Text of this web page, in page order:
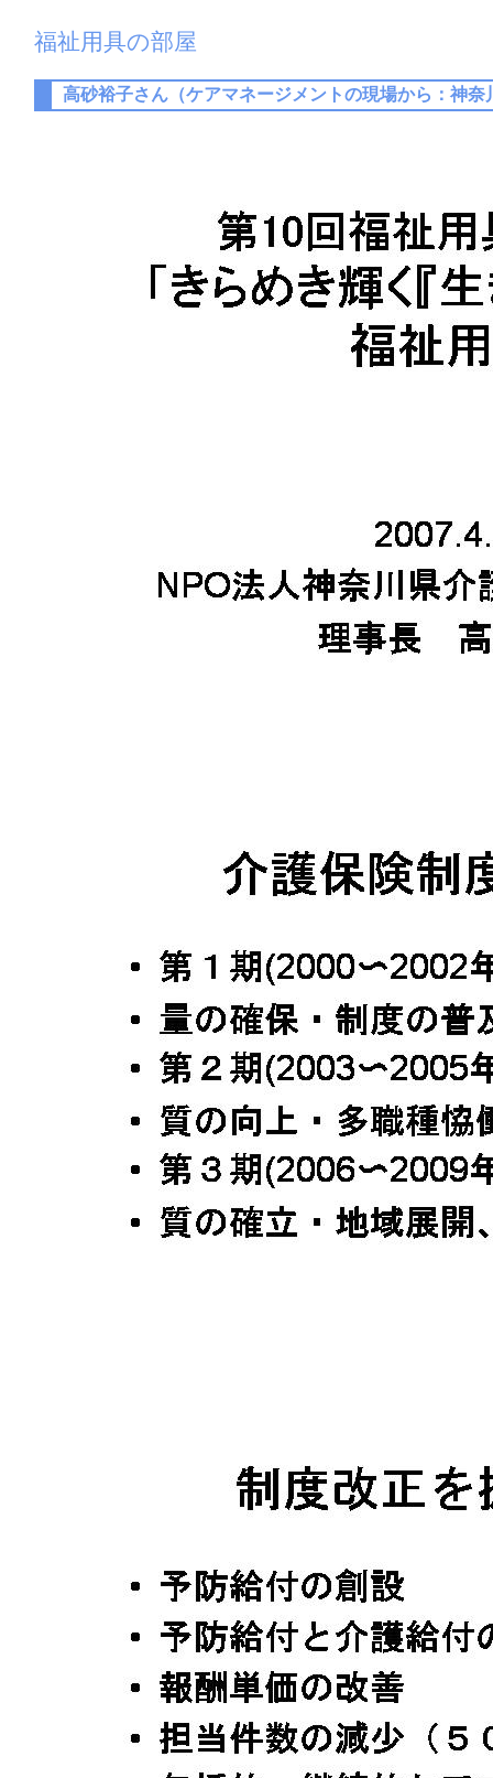
福祉用具の部屋
高砂裕子さん（ケアマネージメントの現場から：神